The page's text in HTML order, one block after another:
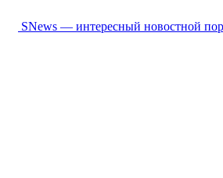
SNews — интересный новостной